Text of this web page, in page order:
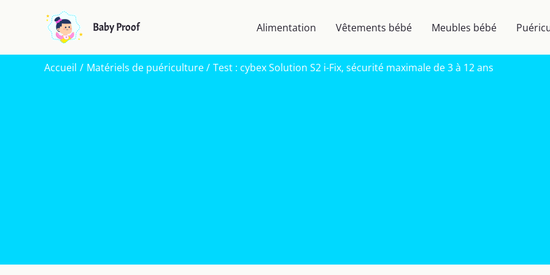
Baby Proof Alimentation Vêtements bébé Meubles bébé
Accueil Matériels de puériculture Test : cybex Solution S2 i-Fix, sécurité maximale de 3 à 12 ans